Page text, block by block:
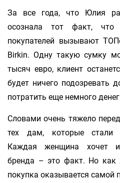
За все года, что Юлия
осознала тот факт, что
покупателей вызывают
Birkin. Одну такую сумку
тысяч евро, клиент
будет ничего подозревать
потратить еще немного
Словами очень тяжело
тех дам, которые стали
Каждая женщина хочет
бренда – это факт. Но как
покупка оказывается самой